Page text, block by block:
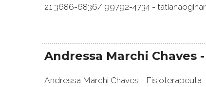
21 3686-6836/ 99792-4734 -
Andressa Marchi Chaves
Andressa Marchi Chaves - Fisioterapeuta